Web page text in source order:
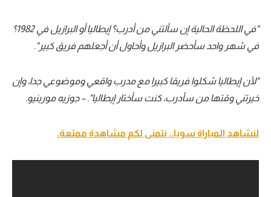
"في اللحظة الحالية إن سألتني من أدرب؟ إيطاليا أو البرازيل في 1982؟
في شهر واحد سأحضر البرازيل وأحاول أن أجعلهم فريق كبير".
"لأن إيطاليا شكلوا فريقا كبيرا مع مدرب واقعي وموضوعي جدا، وإن
خيرتني وقتها من سأدرب، كنت سأختار إيطاليا". – جوزيه مورينيو.
لنشاهد المباراة سويا.. نتمنى لكم مشاهدة ممتعة.